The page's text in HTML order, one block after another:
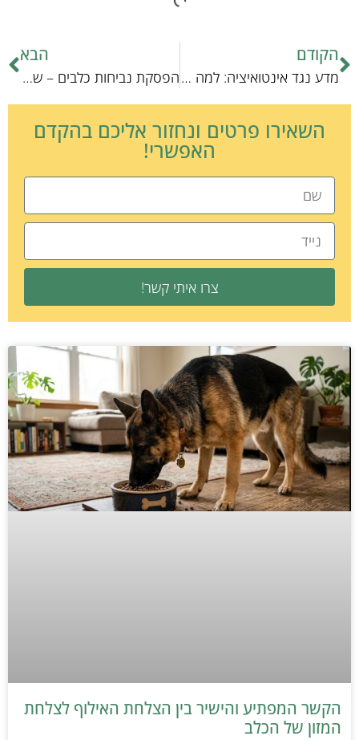
הקודם
מדע נגד אינטואיציה: למה כלבים אכן אוכלים דשא?
הבא
הפסקת נביחות כלבים – שיטות מיידיות
השאירו פרטים ונחזור אליכם בהקדם
האפשרי!
צרו איתי קשר!
הקשר המפתיע והישיר בין הצלחת האילוף לצלחת
המזון של הכלב